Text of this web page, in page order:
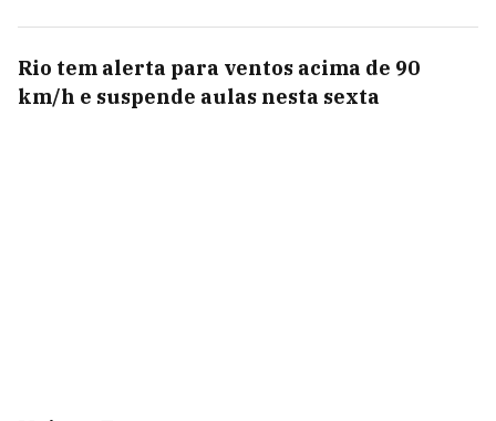
Rio tem alerta para ventos acima de 90
km/h e suspende aulas nesta sexta